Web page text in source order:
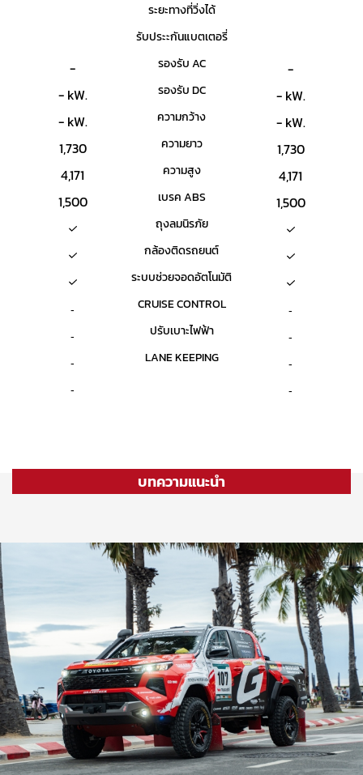
-
- kW.
- kW.
1,730
4,171
1,500
-
-
-
-
-
- kW.
- kW.
1,730
4,171
1,500
-
-
-
-
ระยะทางที่วิ่งได้
รับประะกันแบตเตอรี่
รองรับ AC
รองรับ DC
ความกว้าง
ความยาว
ความสูง
เบรค ABS
ถุงลมนิรภัย
กล้องติดรถยนต์
ระบบช่วยจอดอัตโนมัติ
CRUISE CONTROL
ปรับเบาะไฟฟ้า
LANE KEEPING
บทความแนะนำ